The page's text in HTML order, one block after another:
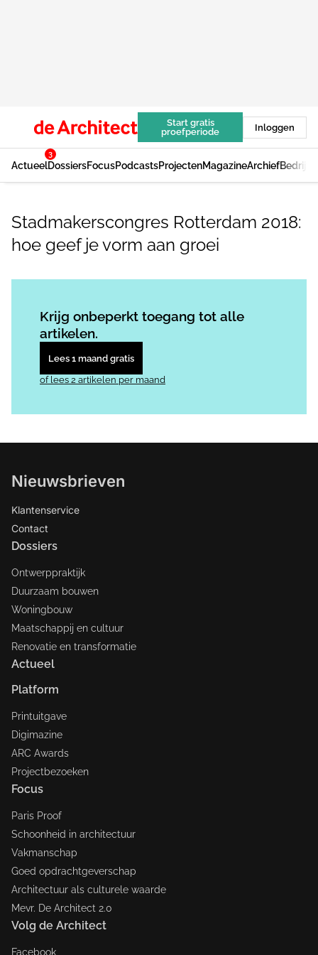
Start gratis
proefperiode
Inloggen
Actueel
3
DossiersFocusPodcastsProjectenMagazineArchief
Stadmakerscongres Rotterdam 2018:
hoe geef je vorm aan groei
Krijg onbeperkt toegang tot alle
artikelen.
Lees 1 maand gratis
of lees 2 artikelen per maand
Nieuwsbrieven
Klantenservice
Contact
Dossiers
Ontwerppraktijk
Duurzaam bouwen
Woningbouw
Maatschappij en cultuur
Renovatie en transformatie
Actueel
Platform
Printuitgave
Digimazine
ARC Awards
Projectbezoeken
Focus
Paris Proof
Schoonheid in architectuur
Vakmanschap
Goed opdrachtgeverschap
Architectuur als culturele waarde
Mevr. De Architect 2.0
Volg de Architect
Facebook